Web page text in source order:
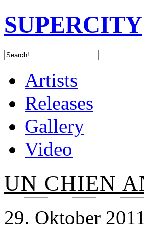
SUPERCITY
Artists
Releases
Gallery
Video
UN CHIEN
29. Oktober